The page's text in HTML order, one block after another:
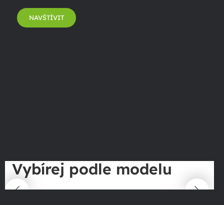
NAVŠTÍVIT
Vybírej podle modelu